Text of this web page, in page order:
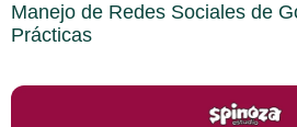
Manejo de Redes Sociales de
Prácticas